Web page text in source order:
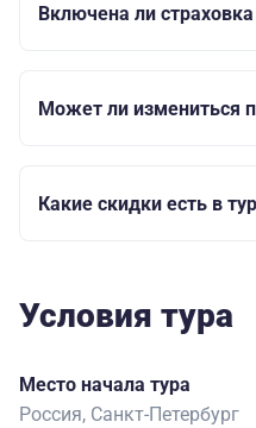
Включена ли
Может ли измениться
Какие скидки есть в
Условия тура
Место начала тура
Россия, Санкт-Петербург